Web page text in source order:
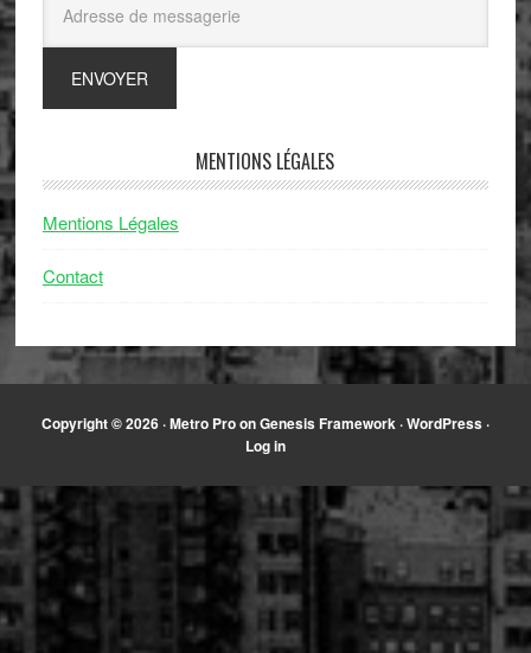
MENTIONS LÉGALES
Mentions Légales
Contact
Copyright © 2026 ·Metro ProonGenesis Framework ·WordPress ·
Log in